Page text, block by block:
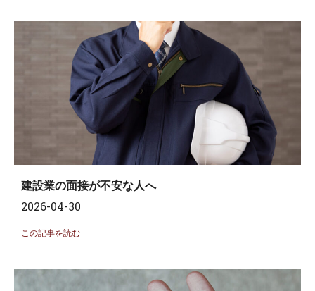
建設業の面接が不安な人へ
2026-04-30
この記事を読む